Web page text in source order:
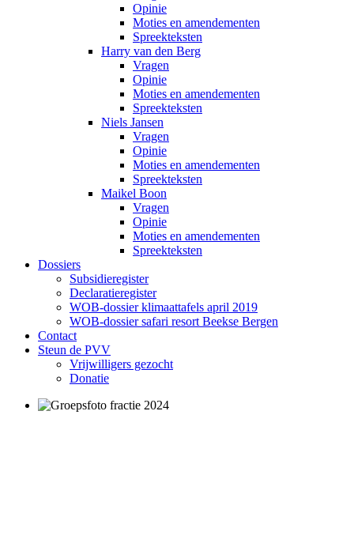
Opinie
Moties en amendementen
Spreekteksten
Harry van den Berg
Vragen
Opinie
Moties en amendementen
Spreekteksten
Niels Jansen
Vragen
Opinie
Moties en amendementen
Spreekteksten
Maikel Boon
Vragen
Opinie
Moties en amendementen
Spreekteksten
Dossiers
Subsidieregister
Declaratieregister
WOB-dossier klimaattafels april 2019
WOB-dossier safari resort Beekse Bergen
Contact
Steun de PVV
Vrijwilligers gezocht
Donatie